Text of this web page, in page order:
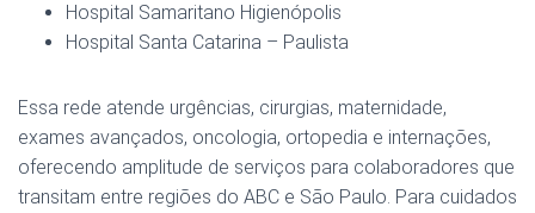
Hospital Samaritano Higienópolis
Hospital Santa Catarina – Paulista
Essa rede atende urgências, cirurgias, maternidade,
exames avançados, oncologia, ortopedia e internações,
oferecendo amplitude de serviços para colaboradores que
transitam entre regiões do ABC e São Paulo. Para cuidados